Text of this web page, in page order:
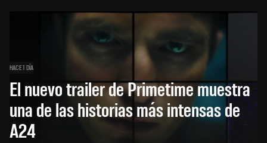
HACE 1 DÍA
El nuevo trailer de Primetime muestra
una de las historias más intensas de
A24